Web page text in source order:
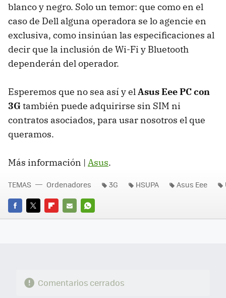
blanco y negro. Solo un temor: que como en el
caso de Dell alguna operadora se lo agencie en
exclusiva, como insinúan las especificaciones al
decir que la inclusión de Wi-Fi y Bluetooth
dependerán del operador.
Esperemos que no sea así y el Asus Eee PC con
3Gtambién puede adquirirse sin SIM ni
contratos asociados, para usar nosotros el que
queramos.
Más información | Asus.
FACEBOOK
TWITTERFLIPBOARD
E-
WHATSAPP
TEMAS Ordenadores 3G HSUPA Asus Eee
Comentarios cerrados